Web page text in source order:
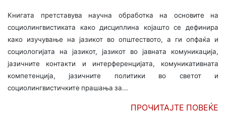
Книгата претставува научна обработка на основите на
социолингвистиката како дисциплина којашто се дефинира
како изучување на јазикот во општеството, а ги опфаќа и
социологијата на јазикот, јазикот во јавната комуникација,
јазичните контакти и интерференцијата, комуникативната
компетенција, јазичните политики во светот и
социолингвистичките прашања за...
ПРОЧИТАЈТЕ ПОВЕЌЕ